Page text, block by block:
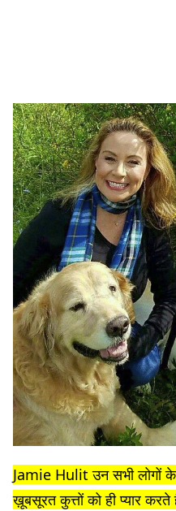
Jamie Hulit उन सभी लोगों के
ख़ूबसूरत कुत्तों को ही प्यार